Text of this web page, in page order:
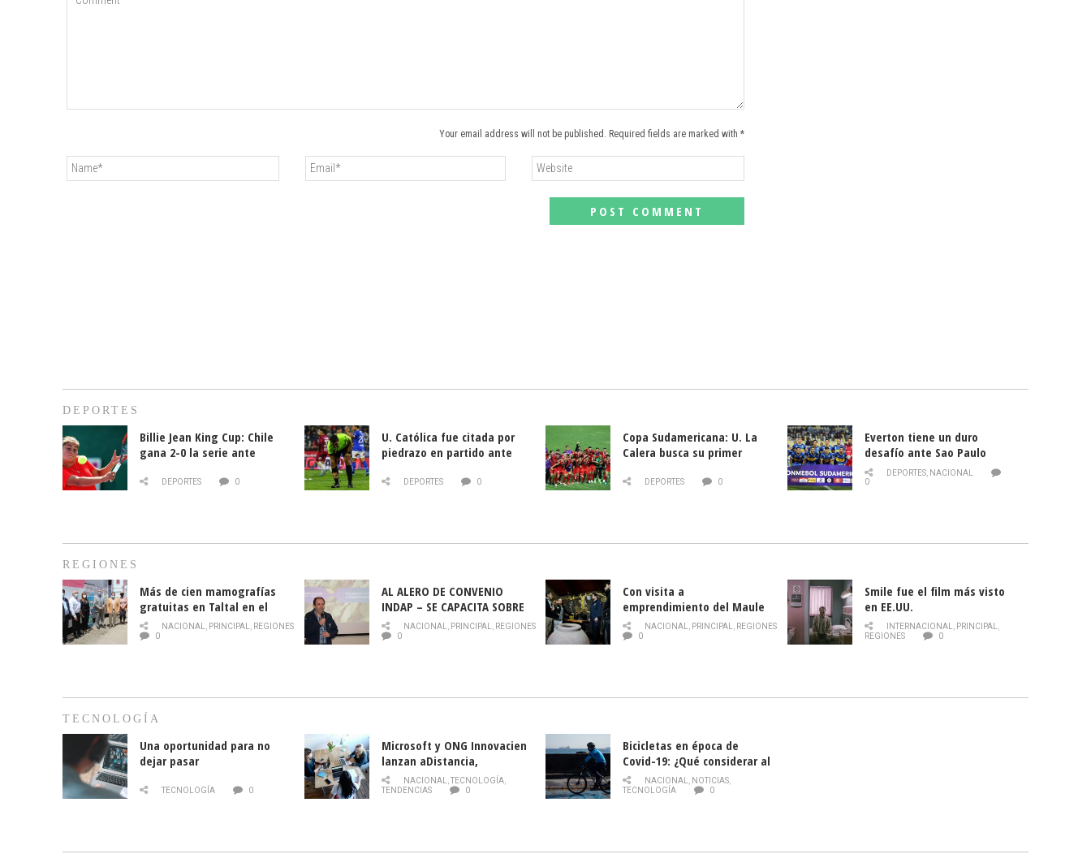
Your email address will not be published. Required fields are marked with *
DEPORTES
Billie Jean King Cup: Chile
gana 2-0 la serie ante
DEPORTES 0
U. Católica fue citada por
piedrazo en partido ante
DEPORTES 0
Copa Sudamericana: U. La
Calera busca su primer
DEPORTES 0
Everton tiene un duro
desafío ante Sao Paulo
DEPORTES, NACIONAL
0
REGIONES
Más de cien mamografías
gratuitas en Taltal en el
mes de la prevención del
cáncer de mama
NACIONAL, PRINCIPAL, REGIONES
0
AL ALERO DE CONVENIO
INDAP – SE CAPACITA SOBRE
PLAGA DROSOPHILA SUZUKII
NACIONAL, PRINCIPAL, REGIONES
0
Con visita a
emprendimiento del Maule
y llamado al rescate de la
historia campesina Director
NACIONAL, PRINCIPAL, REGIONES
0
Smile fue el film más visto
en EE.UU.
INTERNACIONAL, PRINCIPAL,
REGIONES
0
TECNOLOGÍA
Una oportunidad para no
dejar pasar
TECNOLOGÍA 0
Microsoft y ONG Innovacien
lanzan aDistancia,
plataforma con cursos
gratuitos online sobre
NACIONAL,TECNOLOGÍA,
TENDENCIAS
0
Bicicletas en época de
Covid-19: ¿Qué considerar al
momento de conducirlas?
NACIONAL, NOTICIAS,
TECNOLOGÍA
0